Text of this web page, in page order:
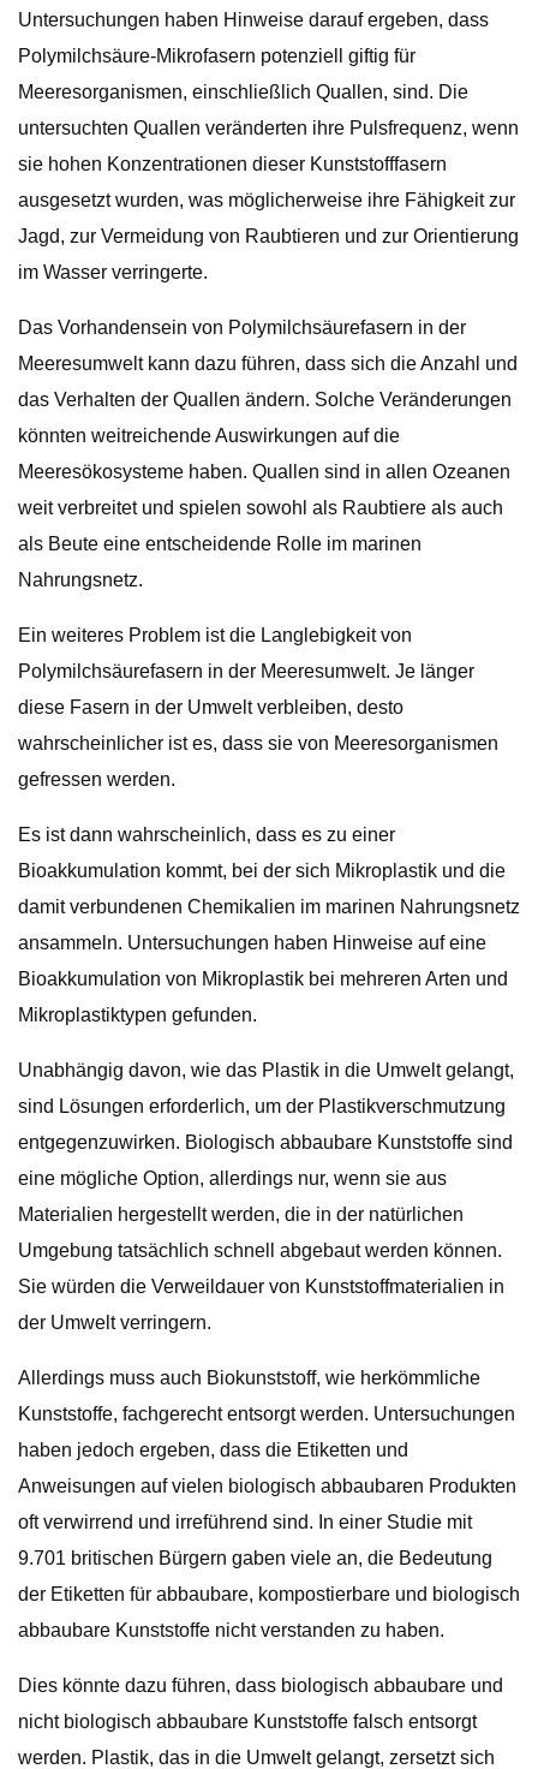
Untersuchungen haben Hinweise darauf ergeben, dass
Polymilchsäure-Mikrofasern potenziell giftig für
Meeresorganismen, einschließlich Quallen, sind. Die
untersuchten Quallen veränderten ihre Pulsfrequenz, wenn
sie hohen Konzentrationen dieser Kunststofffasern
ausgesetzt wurden, was möglicherweise ihre Fähigkeit zur
Jagd, zur Vermeidung von Raubtieren und zur Orientierung
im Wasser verringerte.
Das Vorhandensein von Polymilchsäurefasern in der
Meeresumwelt kann dazu führen, dass sich die Anzahl und
das Verhalten der Quallen ändern. Solche Veränderungen
könnten weitreichende Auswirkungen auf die
Meeresökosysteme haben. Quallen sind in allen Ozeanen
weit verbreitet und spielen sowohl als Raubtiere als auch
als Beute eine entscheidende Rolle im marinen
Nahrungsnetz.
Ein weiteres Problem ist die Langlebigkeit von
Polymilchsäurefasern in der Meeresumwelt. Je länger
diese Fasern in der Umwelt verbleiben, desto
wahrscheinlicher ist es, dass sie von Meeresorganismen
gefressen werden.
Es ist dann wahrscheinlich, dass es zu einer
Bioakkumulation kommt, bei der sich Mikroplastik und die
damit verbundenen Chemikalien im marinen Nahrungsnetz
ansammeln. Untersuchungen haben Hinweise auf eine
Bioakkumulation von Mikroplastik bei mehreren Arten und
Mikroplastiktypen gefunden.
Unabhängig davon, wie das Plastik in die Umwelt gelangt,
sind Lösungen erforderlich, um der Plastikverschmutzung
entgegenzuwirken. Biologisch abbaubare Kunststoffe sind
eine mögliche Option, allerdings nur, wenn sie aus
Materialien hergestellt werden, die in der natürlichen
Umgebung tatsächlich schnell abgebaut werden können.
Sie würden die Verweildauer von Kunststoffmaterialien in
der Umwelt verringern.
Allerdings muss auch Biokunststoff, wie herkömmliche
Kunststoffe, fachgerecht entsorgt werden. Untersuchungen
haben jedoch ergeben, dass die Etiketten und
Anweisungen auf vielen biologisch abbaubaren Produkten
oft verwirrend und irreführend sind. In einer Studie mit
9.701 britischen Bürgern gaben viele an, die Bedeutung
der Etiketten für abbaubare, kompostierbare und biologisch
abbaubare Kunststoffe nicht verstanden zu haben.
Dies könnte dazu führen, dass biologisch abbaubare und
nicht biologisch abbaubare Kunststoffe falsch entsorgt
werden. Plastik, das in die Umwelt gelangt, zersetzt sich